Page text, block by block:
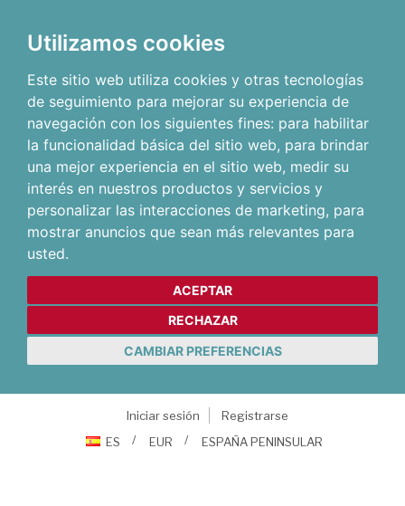
Utilizamos cookies
Este sitio web utiliza cookies y otras tecnologías
de seguimiento para mejorar su experiencia de
navegación con los siguientes fines: para habilitar
la funcionalidad básica del sitio web, para brindar
una mejor experiencia en el sitio web, medir su
interés en nuestros productos y servicios y
personalizar las interacciones de marketing, para
mostrar anuncios que sean más relevantes para
usted.
ACEPTAR
RECHAZAR
CAMBIAR PREFERENCIAS
Iniciar sesión
Registrarse
ES
EUR ESPAÑA PENINSULAR